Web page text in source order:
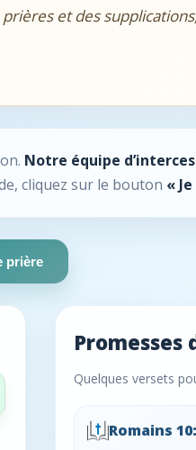
et des
Notre équipe
cliquez sur le bouton «
prière
Promesses
Quelques versets
Romains